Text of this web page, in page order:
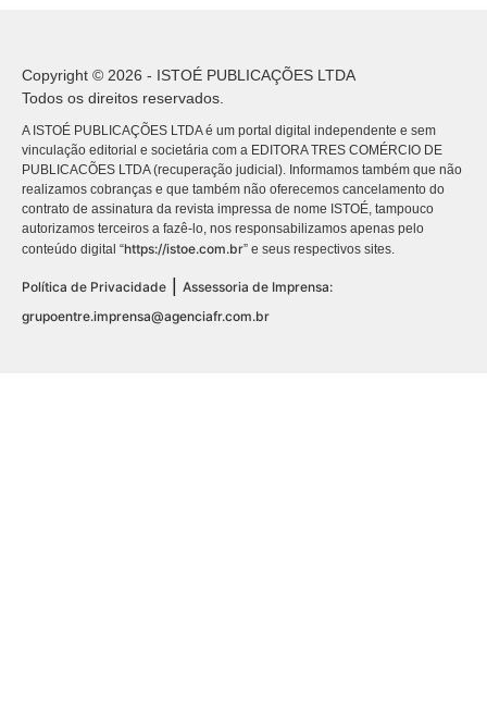
Copyright © 2026 - ISTOÉ PUBLICAÇÕES LTDA
Todos os direitos reservados.
A ISTOÉ PUBLICAÇÕES LTDA é um portal digital independente e sem
vinculação editorial e societária com a EDITORA TRES COMÉRCIO DE
PUBLICACÕES LTDA (recuperação judicial). Informamos também que não
realizamos cobranças e que também não oferecemos cancelamento do
contrato de assinatura da revista impressa de nome ISTOÉ, tampouco
autorizamos terceiros a fazê-lo, nos responsabilizamos apenas pelo
conteúdo digital “https://istoe.com.br” e seus respectivos sites.
Política de Privacidade
Assessoria de Imprensa:
grupoentre.imprensa@agenciafr.com.br